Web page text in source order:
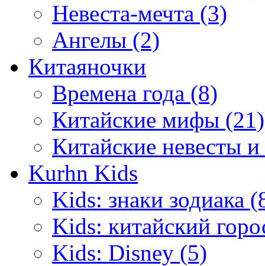
Невеста-мечта (3)
Ангелы (2)
Китаяночки
Времена года (8)
Китайские мифы (21)
Китайские невесты
Kurhn Kids
Kids: знаки зодиака
Kids: китайский
Kids: Disney (5)